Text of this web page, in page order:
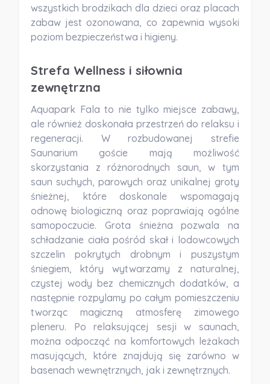
wszystkich brodzikach dla dzieci oraz placach
zabaw jest ozonowana, co zapewnia wysoki
poziom bezpieczeństwa i higieny.
Strefa Wellness i siłownia
zewnętrzna
Aquapark Fala to nie tylko miejsce zabawy,
ale również doskonała przestrzeń do relaksu i
regeneracji. W rozbudowanej strefie
Saunarium goście mają możliwość
skorzystania z różnorodnych saun, w tym
saun suchych, parowych oraz unikalnejgroty
śnieżnej, które doskonale wspomagają
odnowę biologiczną oraz poprawiają ogólne
samopoczucie. Grota śnieżna pozwala na
schładzanie ciała pośród skał i lodowcowych
szczelin pokrytych drobnym i puszystym
śniegiem, który wytwarzamy z naturalnej,
czystej wody bez chemicznych dodatków, a
następnie rozpylamy po całym pomieszczeniu
tworząc magiczną atmosferę zimowego
pleneru. Po relaksującej sesji w saunach,
można odpocząć na komfortowych leżakach
masujących, które znajdują się zarówno w
basenach wewnętrznych, jak i zewnętrznych.